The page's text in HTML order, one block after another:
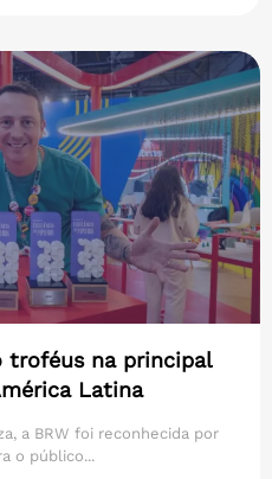
troféus na principal
Latina
a BRW foi reconhecida por
o público...